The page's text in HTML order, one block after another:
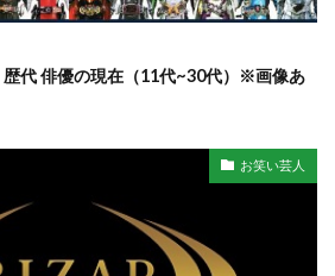
歴代 俳優の現在（11代~30代）※画像あ
お笑い芸人